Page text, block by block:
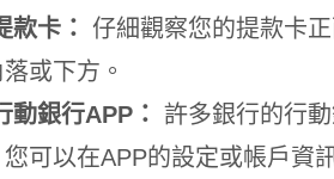
款卡：
仔細觀察您的提款卡
或下方。
動銀行APP： 許多銀行的行
可以在APP的設定或帳戶資